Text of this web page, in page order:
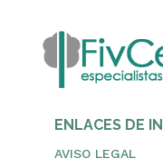
ENLACES DE
AVISO LEGAL